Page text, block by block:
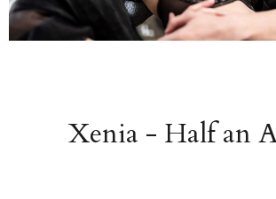
Xenia - Half an